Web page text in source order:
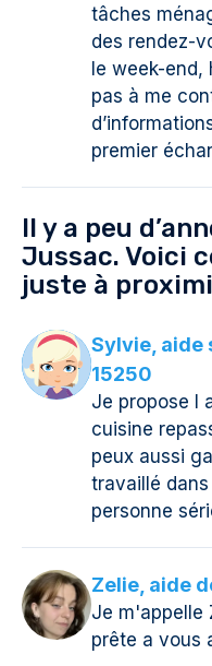
tâches
des rendez-
le week-end,
pas à me
premier
Il y a peu
Jussac. Voici
juste à
Sylvie, aide
15250
Je propose l
cuisine
peux aussi
travaillé
personne
Zelie, aide
Je m'appelle
prête a vous